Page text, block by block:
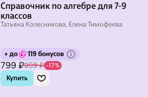
Справочник по алгебре для 7-9
классов
Татьяна Колесникова, Елена Тимофеева
+ до 119 бонусов
799 ₽959 ₽ -17%
Купить